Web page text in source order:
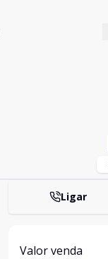
Ligar
Valor venda